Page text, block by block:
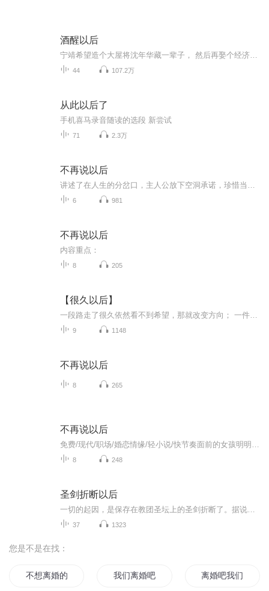
酒醒以后
44 107.2万
从此以后了
手机喜马录音随读的选段 新尝试
71 2.3万
不再说以后
6 981
不再说以后
内容重点：
8 205
【很久以后】
9 1148
不再说以后
8 265
不再说以后
8 248
圣剑折断以后
37 1323
您是不是在找：
不想离婚的王妃不是好王妃我们离婚吧 离婚吧我们